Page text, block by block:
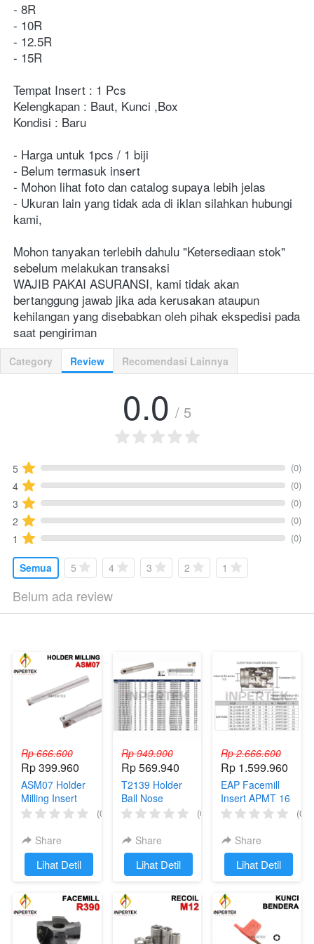
- 8R
- 10R
- 12.5R
- 15R
Tempat Insert : 1 Pcs
Kelengkapan : Baut, Kunci ,Box
Kondisi : Baru
- Harga untuk 1pcs / 1 biji
- Belum termasuk insert
- Mohon lihat foto dan catalog supaya lebih jelas
- Ukuran lain yang tidak ada di iklan silahkan hubungi
kami,
Mohon tanyakan terlebih dahulu "Ketersediaan stok"
sebelum melakukan transaksi
WAJIB PAKAI ASURANSI, kami tidak akan
bertanggung jawab jika ada kerusakan ataupun
kehilangan yang disebabkan oleh pihak ekspedisi pada
saat pengiriman
Category Review Recomendasi Lainnya
0.0 / 5
5 (0)
4 (0)
3 (0)
2 (0)
1 (0)
Semua 5 4 3 2 1
Belum ada review
Rp 666.600
Rp 399.960
ASM07 Holder
Milling Insert
JDMT Facemill
(0)
Share
`Lihat Detil
Rp 949.900
Rp 569.940
T2139 Holder
Ball Nose
Milling Insert
Cutter Ballnose
(0)
Share
`Lihat Detil
Rp 2.666.600
Rp 1.599.960
EAP Facemill
Insert APMT 16
Roughing
EAP
(0)
Share
`Lihat Detil